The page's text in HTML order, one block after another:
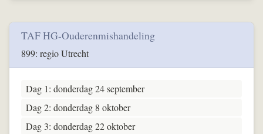
TAF HG-Ouderenmishandeling
899: regio Utrecht
Dag 1: donderdag 24 september
Dag 2: donderdag 8 oktober
Dag 3: donderdag 22 oktober